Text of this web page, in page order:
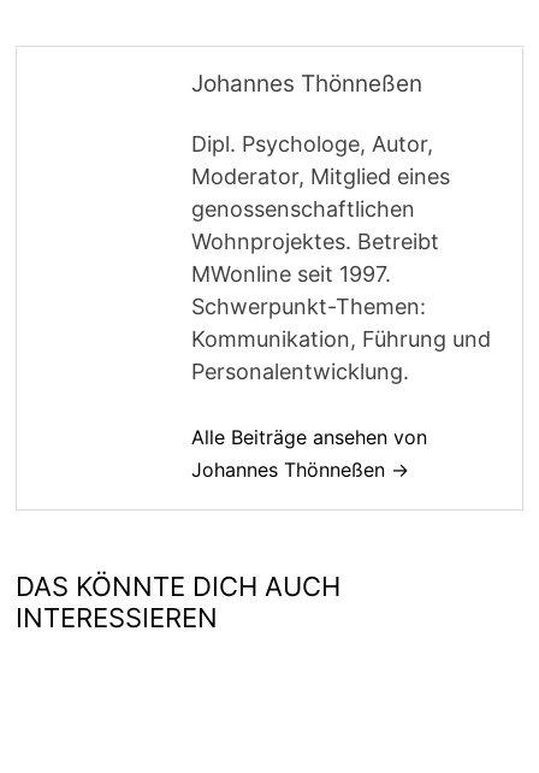
Johannes Thönneßen
Dipl. Psychologe, Autor,
Moderator, Mitglied eines
genossenschaftlichen
Wohnprojektes. Betreibt
MWonline seit 1997.
Schwerpunkt-Themen:
Kommunikation, Führung und
Personalentwicklung.
Alle Beiträge ansehen von
Johannes Thönneßen →
DAS KÖNNTE DICH AUCH
INTERESSIEREN